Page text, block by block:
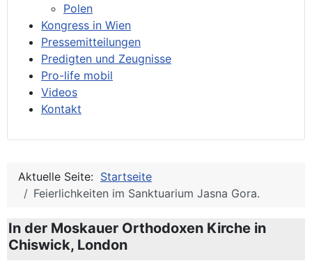
Polen
Kongress in Wien
Pressemitteilungen
Predigten und Zeugnisse
Pro-life mobil
Videos
Kontakt
Aktuelle Seite: Startseite
Feierlichkeiten im Sanktuarium Jasna Gora.
In der Moskauer Orthodoxen Kirche in
Chiswick, London